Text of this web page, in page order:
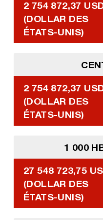
2 754 872,37
(DOLLAR DES
ÉTATS-UNIS)
2 754 872,37
(DOLLAR DES
ÉTATS-UNIS)
1 000
27 548 723,75
(DOLLAR DES
ÉTATS-UNIS)